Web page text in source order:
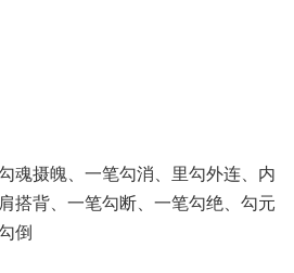
魂摄魄、一笔勾消、里勾外连、内
搭背、一笔勾断、一笔勾绝、勾元
倒